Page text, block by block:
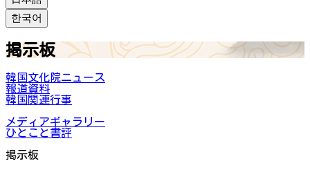
한국어
掲示板
韓国文化院ニュース
報道資料
韓国関連行事
メディアギャラリー
ひとこと書評
掲示板